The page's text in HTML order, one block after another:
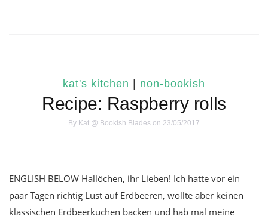
kat's kitchen non-bookish
Recipe: Raspberry rolls
By Kat @ Bookish Blades on 23/05/2017
ENGLISH BELOW Hallöchen, ihr Lieben! Ich hatte vor ein
paar Tagen richtig Lust auf Erdbeeren, wollte aber keinen
klassischen Erdbeerkuchen backen und hab mal meine